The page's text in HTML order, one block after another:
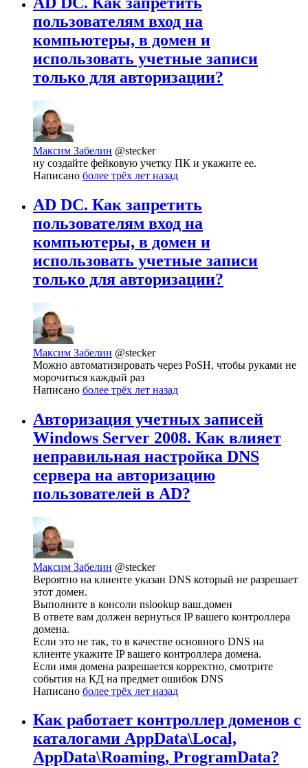
пользователям вход на
компьютеры, в домен и
использовать учетные записи
только для авторизации?
Максим Забелин @stecker
ну создайте фейковую учетку ПК и укажите ее.
Написано более трёх лет назад
AD DC. Как запретить
пользователям вход на
компьютеры, в домен и
использовать учетные записи
только для авторизации?
Максим Забелин @stecker
Можно автоматизировать через PoSH, чтобы руками не
морочиться каждый раз
Написано более трёх лет назад
Авторизация учетных записей
Windows Server 2008. Как влияет
неправильная настройка DNS
сервера на авторизацию
пользователей в AD?
Максим Забелин @stecker
Вероятно на клиенте указан DNS который не разрешает
этот домен.
Выполните в консоли nslookup ваш.домен
В ответе вам должен вернуться IP вашего контроллера
домена.
Если это не так, то в качестве основного DNS на
клиенте укажите IP вашего контроллера домена.
Если имя домена разрешается корректно, смотрите
события на КД на предмет ошибок DNS
Написано более трёх лет назад
Как работает контроллер доменов с
каталогами AppData\Local,
AppData\Roaming, ProgramData?